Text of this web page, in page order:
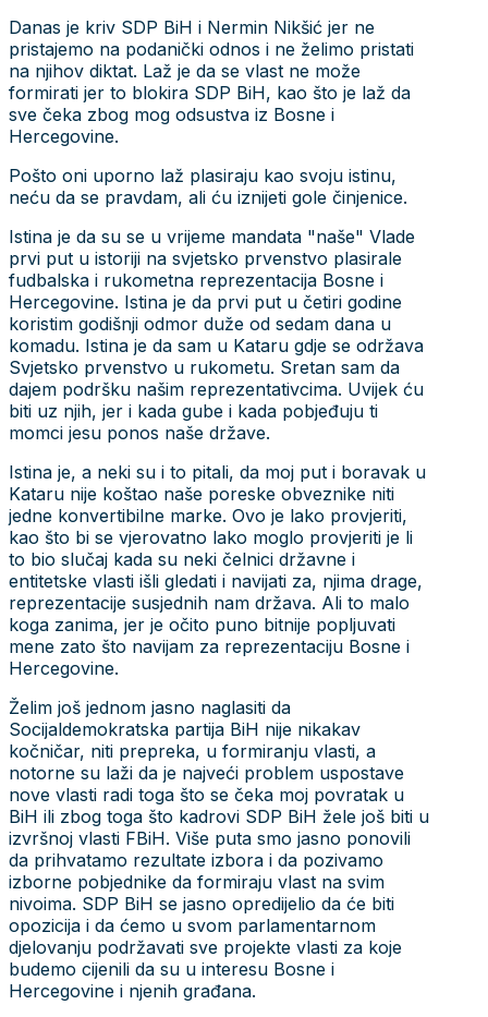
Danas je kriv SDP BiH i Nermin Nikšić jer ne
pristajemo na podanički odnos i ne želimo pristati
na njihov diktat. Laž je da se vlast ne može
formirati jer to blokira SDP BiH, kao što je laž da
sve čeka zbog mog odsustva iz Bosne i
Hercegovine.
Pošto oni uporno laž plasiraju kao svoju istinu,
neću da se pravdam, ali ću iznijeti gole činjenice.
Istina je da su se u vrijeme mandata "naše" Vlade
prvi put u istoriji na svjetsko prvenstvo plasirale
fudbalska i rukometna reprezentacija Bosne i
Hercegovine. Istina je da prvi put u četiri godine
koristim godišnji odmor duže od sedam dana u
komadu. Istina je da sam u Kataru gdje se održava
Svjetsko prvenstvo u rukometu. Sretan sam da
dajem podršku našim reprezentativcima. Uvijek ću
biti uz njih, jer i kada gube i kada pobjeđuju ti
momci jesu ponos naše države.
Istina je, a neki su i to pitali, da moj put i boravak u
Kataru nije koštao naše poreske obveznike niti
jedne konvertibilne marke. Ovo je lako provjeriti,
kao što bi se vjerovatno lako moglo provjeriti je li
to bio slučaj kada su neki čelnici državne i
entitetske vlasti išli gledati i navijati za, njima drage,
reprezentacije susjednih nam država. Ali to malo
koga zanima, jer je očito puno bitnije popljuvati
mene zato što navijam za reprezentaciju Bosne i
Hercegovine.
Želim još jednom jasno naglasiti da
Socijaldemokratska partija BiH nije nikakav
kočničar, niti prepreka, u formiranju vlasti, a
notorne su laži da je najveći problem uspostave
nove vlasti radi toga što se čeka moj povratak u
BiH ili zbog toga što kadrovi SDP BiH žele još biti u
izvršnoj vlasti FBiH. Više puta smo jasno ponovili
da prihvatamo rezultate izbora i da pozivamo
izborne pobjednike da formiraju vlast na svim
nivoima. SDP BiH se jasno opredijelio da će biti
opozicija i da ćemo u svom parlamentarnom
djelovanju podržavati sve projekte vlasti za koje
budemo cijenili da su u interesu Bosne i
Hercegovine i njenih građana.